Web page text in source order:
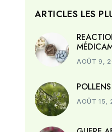
ARTICLES LES
AOÛT 9,
POLLENS
AOÛT 15,